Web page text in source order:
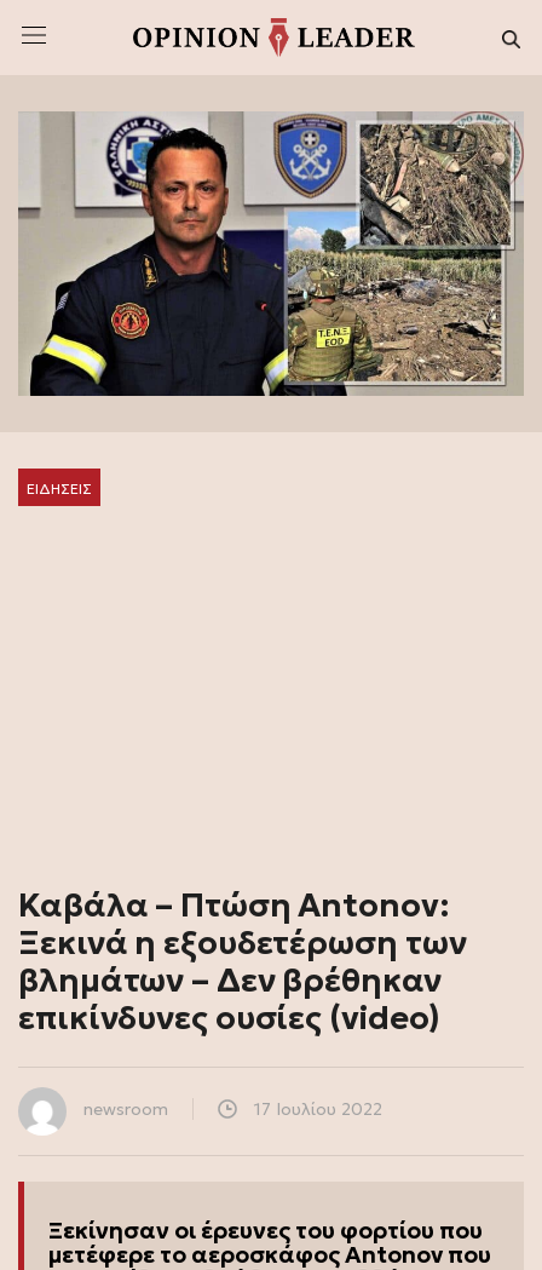
ΕΙΔΗΣΕΙΣ
Καβάλα – Πτώση Antonov:
Ξεκινά η εξουδετέρωση των
βλημάτων – Δεν βρέθηκαν
επικίνδυνες ουσίες (video)
newsroom 17 Ιουλίου 2022
Ξεκίνησαν οι έρευνες του φορτίου που
μετέφερε το αεροσκάφοςAntonov που